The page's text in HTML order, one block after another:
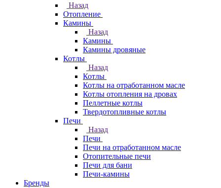
Назад
Отопление
Камины
Назад
Камины
Камины дровяные
Котлы
Назад
Котлы
Котлы на отработанном масле
Котлы отопления на дровах
Пеллетные котлы
Твердотопливные котлы
Печи
Назад
Печи
Печи на отработанном масле
Отопительные печи
Печи для бани
Печи-камины
Бренды